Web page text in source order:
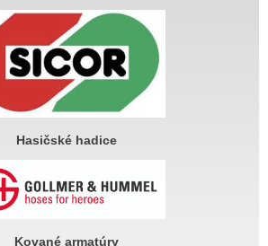
Hasičské hadice
Kované armatúry